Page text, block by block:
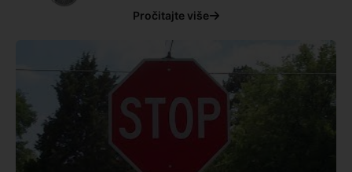
Pročitajte više